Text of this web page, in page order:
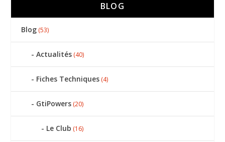
BLOG
Blog (53)
Actualités (40)
Fiches Techniques (4)
GtiPowers (20)
Le Club (16)